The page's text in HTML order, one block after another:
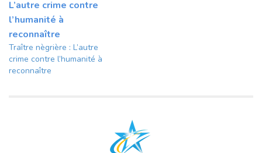
Traître nègrière : L’autre
crime contre l’humanité à
reconnaître